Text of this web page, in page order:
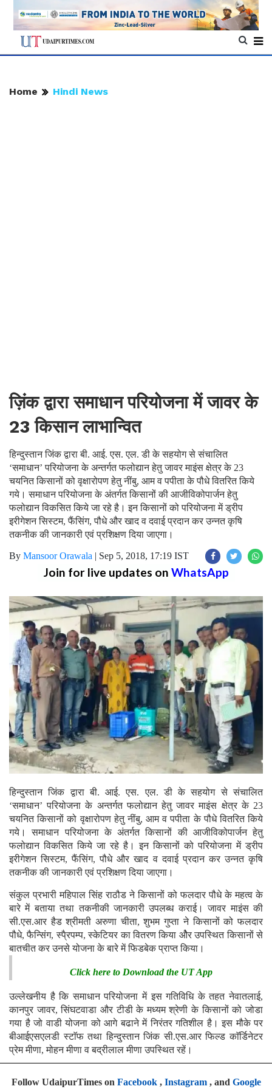
Home Hindi News
ज़िंक द्वारा समाधान परियोजना में जावर के
23 किसान लाभान्वित
हिन्दुस्तान जिंक द्वारा बी. आई. एस. एल. डी के सहयोग से संचालित
‘समाधान’ परियोजना के अन्तर्गत फलोद्यान हेतु जावर माइंस क्षेत्र के 23
चयनित किसानों को वृक्षारोपण हेतु नींबु, आम व पपीता के पौधे वितरित किये
गये। समाधान परियोजना के अंतर्गत किसानों की आजीविकोपार्जन हेतु
फलोद्यान विकसित किये जा रहे है। इन किसानों को परियोजना में ड्रीप
इरीगेशन सिस्टम, फैंसिंग, पौधे और खाद व दवाई प्रदान कर उन्नत कृषि
तकनीक की जानकारी एवं प्रशिक्षण दिया जाएगा।
By Mansoor Orawala | Sep 5, 2018, 17:19 IST
Join for live updates on WhatsApp
हिन्दुस्तान जिंक द्वारा बी. आई. एस. एल. डी के सहयोग से संचालित
‘समाधान’ परियोजना के अन्तर्गत फलोद्यान हेतु जावर माइंस क्षेत्र के 23
चयनित किसानों को वृक्षारोपण हेतु नींबु, आम व पपीता के पौधे वितरित किये
गये। समाधान परियोजना के अंतर्गत किसानों की आजीविकोपार्जन हेतु
फलोद्यान विकसित किये जा रहे है। इन किसानों को परियोजना में ड्रीप
इरीगेशन सिस्टम, फैंसिंग, पौधे और खाद व दवाई प्रदान कर उन्नत कृषि
तकनीक की जानकारी एवं प्रशिक्षण दिया जाएगा।
संकुल प्रभारी महिपाल सिंह राठौड ने किसानों को फलदार पौधे के महत्व के
बारे में बताया तथा तकनीकी जानकारी उपलब्ध कराई। जावर माइंस की
सी.एस.आर हैड श्रीमती अरुणा चीता, शुभम गुप्ता ने किसानों को फलदार
पौधे, फैन्सिंग, स्पै्रपम्प, स्केटियर का वितरण किया ओैर उपस्थित किसानों से
बातचीत कर उनसे योजना के बारे में फिडबेक प्राप्त किया।
Click here to Download the UT App
उल्लेखनीय है कि समाधान परियोजना में इस गतिविधि के तहत नेवातलाई,
कानपुर जावर, सिंघटवाडा और टीडी के मध्यम श्रेणी के किसानों को जोडा
गया है जो वाडी योजना को आगे बढाने में निरंतर गतिशील है। इस मौके पर
बीआईएसएलडी स्टाॅफ तथा हिन्दुस्तान जिंक सी.एस.आर फिल्ड काॅर्डिनेटर
प्रेम मीणा, मोहन मीणा व बद्रीलाल मीणा उपस्थित रहें।
Follow UdaipurTimes on Facebook, Instagram, and Google